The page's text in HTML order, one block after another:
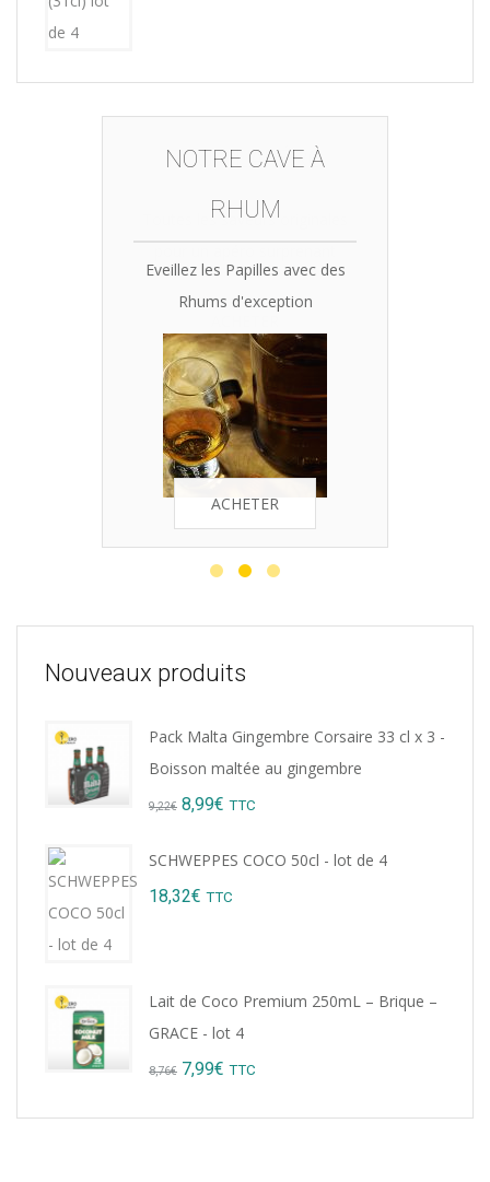
NOTRE CAVE À
RHUM
Eveillez les Papilles avec des
Rhums d'exception
ACHETER
Nouveaux produits
Pack Malta Gingembre Corsaire 33 cl x 3 -
Boisson maltée au gingembre
9,22€ Original
8,99€ Current
TTC
SCHWEPPES COCO 50cl - lot de 4
18,32€ TTC
Lait de Coco Premium 250mL – Brique –
GRACE - lot 4
8,76€ Original
7,99€ Current
TTC